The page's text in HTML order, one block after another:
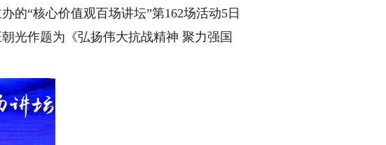
的“核心价值观百场讲坛”第162场活动5日
光作题为《弘扬伟大抗战精神 聚力强国